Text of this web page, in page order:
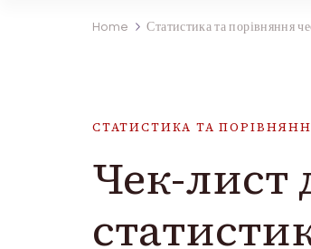
Home Статистика та порівняння
СТАТИСТИКА ТА
Чек-лист